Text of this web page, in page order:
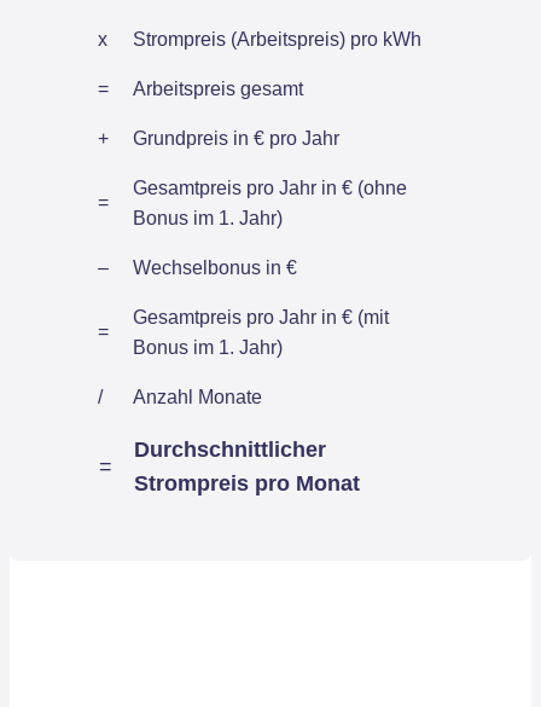
x Strompreis (Arbeitspreis) pro kWh
= Arbeitspreis gesamt
+ Grundpreis in € pro Jahr
=
Gesamtpreis pro Jahr in € (ohne
Bonus im 1. Jahr)
– Wechselbonus in €
=
Gesamtpreis pro Jahr in € (mit
Bonus im 1. Jahr)
/ Anzahl Monate
=
Durchschnittlicher
Strompreis pro Monat